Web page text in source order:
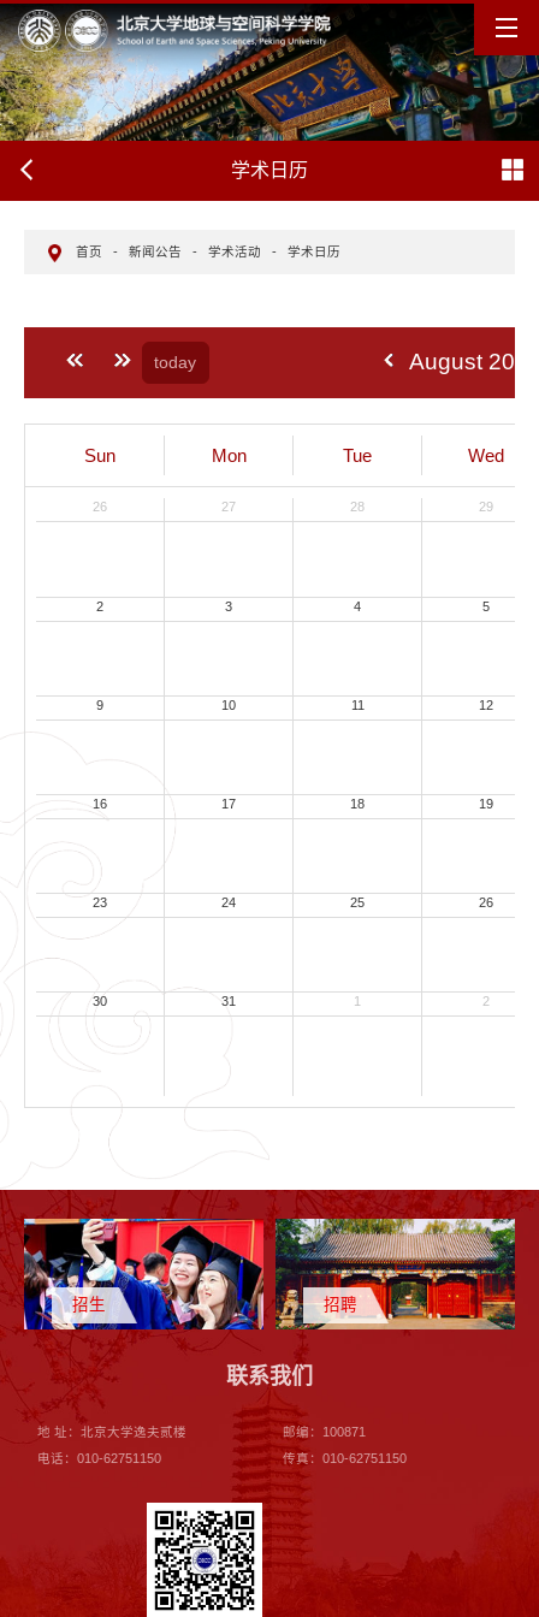
学术日历
首页 - 新闻公告 - 学术活动 - 学术日历
today August
Sun Mon Tue Wed
26 27 28 29
2 3 4 5
9 10 11 12
16 17 18 19
23 24 25 26
30 31 1 2
招生 招聘
联系我们
地 址：北京大学逸夫贰楼
邮编：100871
电话：010-62751150
传真：010-62751150